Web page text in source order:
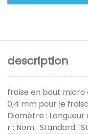
description
fraise en bout
0,4 mm pour le
Diamètre : Longueur
r : Nom : Standard :